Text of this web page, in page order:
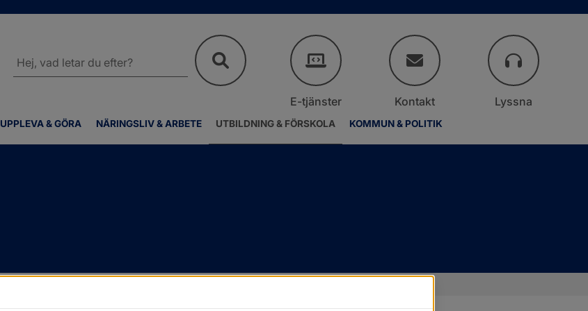
UPPLEVA & GÖRA NÄRINGSLIV & ARBETE UTBILDNING & FÖRSKOLA KOMMUN & POLITIK
webbplatsen
E-tjänster Kontakt Lyssna